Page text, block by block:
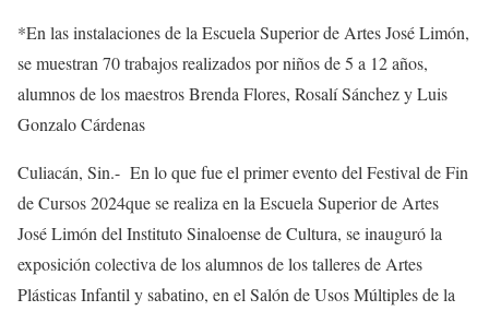
*En las instalacionesde la Escuela Superiorde Artes José Limón,
se muestran 70 trabajos realizados por niños de 5 a 12 años,
alumnos de los maestros Brenda Flores, RosalíSánchez y Luis
Gonzalo Cárdenas
Culiacán, Sin.- En lo que fue el primer evento del Festival de Fin
de Cursos 2024que se realiza en la Escuela Superior de Artes
José Limón del Instituto Sinaloense de Cultura, se inauguróla
exposición colectiva de los alumnos de los talleres de Artes
Plásticas Infantil y sabatino, en el Salón de Usos Múltiples de la